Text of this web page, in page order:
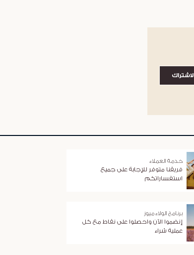
الاشتراك
خدمة العملاء
فريقنا متوفر للإجابة على جميع
استفساراتكم
برنامج الولاء ميوز
إنضموا الآن واحصلوا على نقاط مع كل
عملية شراء